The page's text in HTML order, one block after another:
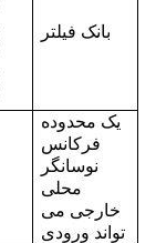
بانک فیلتر
یک محدوده
فرکانس
نوسانگر
محلی
خارجی می
تواند ورودی